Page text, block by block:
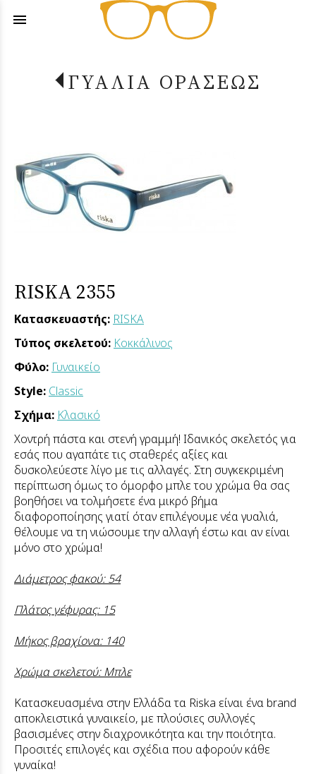
menu
ΓΥΑΛΙΑ ΟΡΑΣΕΩΣ
RISKA 2355
Κατασκευαστής: RISKA
Τύπος σκελετού: Κοκκάλινος
Φύλο: Γυναικείο
Style: Classic
Σχήμα: Κλασικό
Χοντρή πάστα και στενή γραμμή! Ιδανικός σκελετός για
εσάς που αγαπάτε τις σταθερές αξίες και
δυσκολεύεστε λίγο με τις αλλαγές. Στη συγκεκριμένη
περίπτωση όμως το όμορφο μπλε του χρώμα θα σας
βοηθήσει να τολμήσετε ένα μικρό βήμα
διαφοροποίησης γιατί όταν επιλέγουμε νέα γυαλιά,
θέλουμε να τη νιώσουμε την αλλαγή έστω και αν είναι
μόνο στο χρώμα!
Διάμετρος φακού: 54
Πλάτος γέφυρας: 15
Μήκος βραχίονα: 140
Χρώμα σκελετού: Μπλε
Κατασκευασμένα στην Ελλάδα τα Riska είναι ένα brand
αποκλειστικά γυναικείο, με πλούσιες συλλογές
βασισμένες στην διαχρονικότητα και την ποιότητα.
Προσιτές επιλογές και σχέδια που αφορούν κάθε
γυναίκα!